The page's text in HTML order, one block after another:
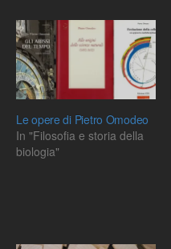
Le opere di Pietro Omodeo
In "Filosofia e storia della
biologia"